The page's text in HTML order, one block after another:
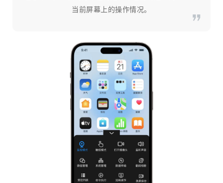
当前屏幕上的操作情况。